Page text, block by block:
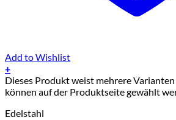
Add to Wishlist
+
Dieses Produkt weist mehrere
können auf der Produktseite gewählt
Edelstahl